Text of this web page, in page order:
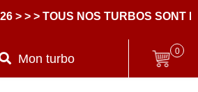
> > > TOUS NOS TURBOS SONT
Mon turbo
0